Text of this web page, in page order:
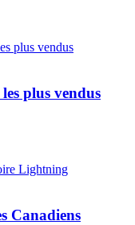
plus vendus
Canadiens